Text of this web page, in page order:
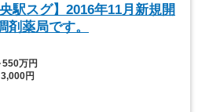
駅スグ】2016年11月新規開
薬局です。
550万円
円